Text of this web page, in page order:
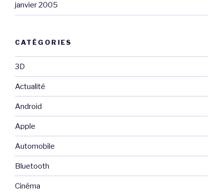
janvier 2005
CATÉGORIES
3D
Actualité
Android
Apple
Automobile
Bluetooth
Cinéma